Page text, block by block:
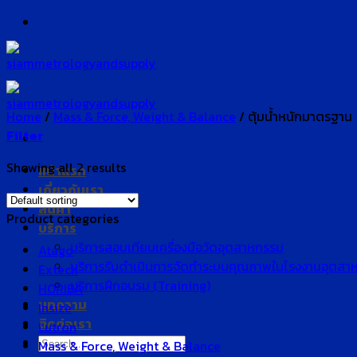
Skip
to
content
หน้าแรก
เกี่ยวกับเรา
สินค้า
บริการ
บริการสอบเทียบเครื่องมือวัดอุตสาหกรรม
บริการรับดำเนินการจัดทำระบบคุณภาพในโรงงานอุตสา
บริการฝึกอบรม (Training)
บทความ
ติดต่อเรา
Search
Home / Mass & Force, Weight & Balance / ตุ้มน้ำหนักมาตรฐาน
Filter
Showing all 2 results
Product categories
Atago
Extech
HORIBA
Insize
Lutron
Mass & Force, Weight & Balance